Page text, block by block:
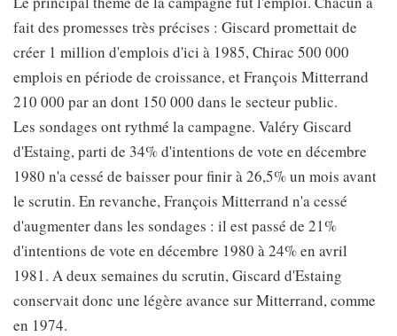
fait des promesses très précises : Giscard promettait de
créer 1 million d'emplois d'ici à 1985, Chirac 500 000
emplois en période de croissance, et François Mitterrand
210 000 par an dont 150 000 dans le secteur public.
Les sondages ont rythmé la campagne. Valéry Giscard
d'Estaing, parti de 34% d'intentions de vote en décembre
1980 n'a cessé de baisser pour finir à 26,5% un mois avant
le scrutin. En revanche, François Mitterrand n'a cessé
d'augmenter dans les sondages : il est passé de 21%
d'intentions de vote en décembre 1980 à 24% en avril
1981. A deux semaines du scrutin, Giscard d'Estaing
conservait donc une légère avance sur Mitterrand, comme
en 1974.